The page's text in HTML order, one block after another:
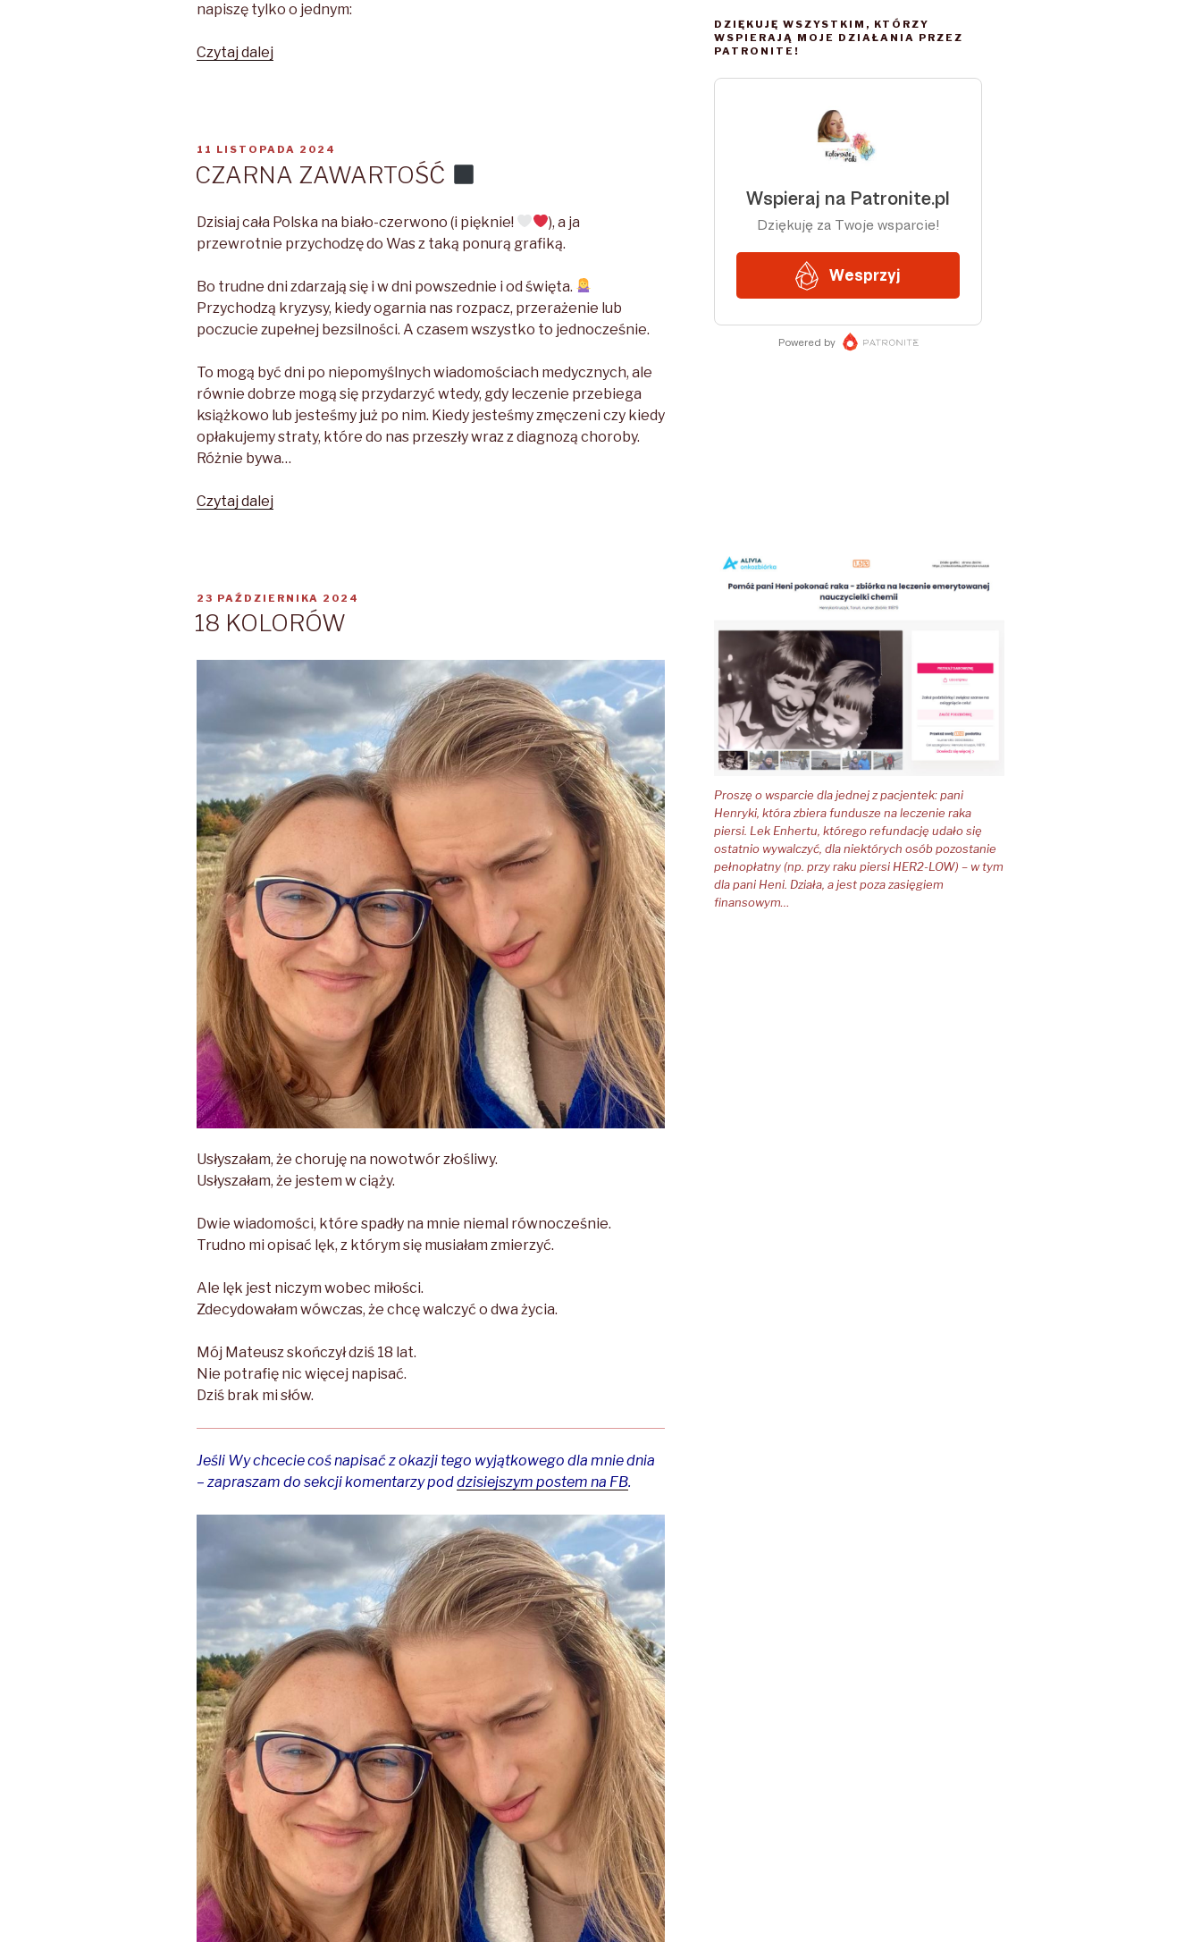
napiszę tylko o jednym:
Czytaj dalej
OPUBLIKOWANE
W
11 LISTOPADA 2024
CZARNA ZAWARTOŚĆ
Dzisiaj cała Polska na biało-czerwono (i pięknie!
), a ja
przewrotnie przychodzę do Was z taką ponurą grafiką.
Bo trudne dni zdarzają się i w dni powszednie i od święta.
Przychodzą kryzysy, kiedy ogarnia nas rozpacz, przerażenie lub
poczucie zupełnej bezsilności. A czasem wszystko to jednocześnie.
To mogą być dni po niepomyślnych wiadomościach medycznych, ale
równie dobrze mogą się przydarzyć wtedy, gdy leczenie przebiega
książkowo lub jesteśmy już po nim. Kiedy jesteśmy zmęczeni czy kiedy
opłakujemy straty, które do nas przeszły wraz z diagnozą choroby.
Różnie bywa…
Czytaj dalej
OPUBLIKOWANE
W
23 PAŹDZIERNIKA 2024
18 KOLORÓW
Usłyszałam, że choruję na nowotwór złośliwy.
Usłyszałam, że jestem w ciąży.
Dwie wiadomości, które spadły na mnie niemal równocześnie.
Trudno mi opisać lęk, z którym się musiałam zmierzyć.
Ale lęk jest niczym wobec miłości.
Zdecydowałam wówczas, że chcę walczyć o dwa życia.
Mój Mateusz skończył dziś 18 lat.
Nie potrafię nic więcej napisać.
Dziś brak mi słów.
Jeśli Wy chcecie coś napisać z okazji tego wyjątkowego dla mnie dnia
– zapraszam do sekcji komentarzy poddzisiejszym postem na FB.
DZIĘKUJĘ WSZYSTKIM, KTÓRZY
WSPIERAJĄ MOJE DZIAŁANIA PRZEZ
PATRONITE!
Proszę o wsparcie dla jednej z pacjentek: pani
Henryki, która zbiera fundusze na leczenie raka
piersi. Lek Enhertu, którego refundację udało się
ostatnio wywalczyć, dla niektórych osób pozostanie
pełnopłatny (np. przy raku piersi HER2-LOW) – w tym
dla pani Heni. Działa, a jest poza zasięgiem
finansowym…